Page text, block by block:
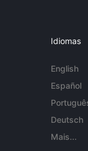
Idiomas
English
Español
Deutsch
Mais...